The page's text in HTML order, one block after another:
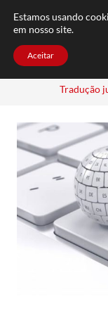
FAQ
Tradução
Estamos usando
em nosso site.
Aceitar